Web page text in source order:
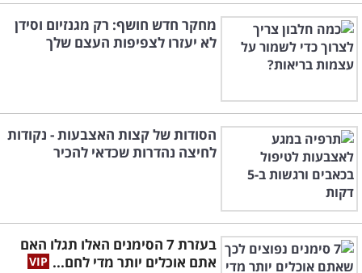
מחקר חדש חושף: רק מגנזיום וסידן
לא יעזרו לצפיפות העצם שלך
הסודות של קצות האצבעות - נקודות
לחיצה נהדרות שכדאי להכיר
בעזרת 7 הסימנים האלו תגלו האם
אתם אוכלים יותר מדי לחם...